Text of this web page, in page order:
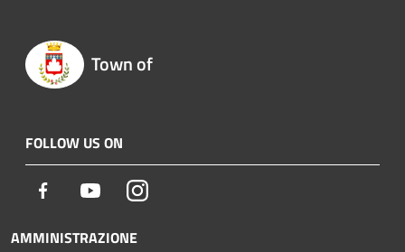
Town of
FOLLOW US ON
Facebook YoutubeInstagram
AMMINISTRAZIONE